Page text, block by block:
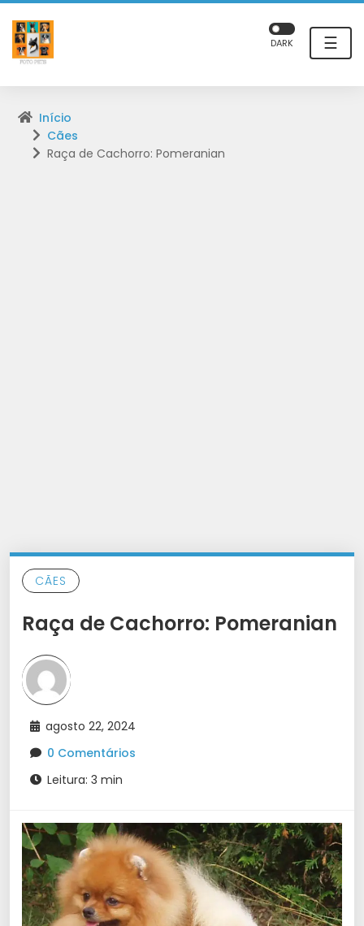
☰
DARK
Início
Cães
Raça de Cachorro: Pomeranian
CÃES
Raça de Cachorro: Pomeranian
agosto 22, 2024
0 Comentários
Leitura: 3 min